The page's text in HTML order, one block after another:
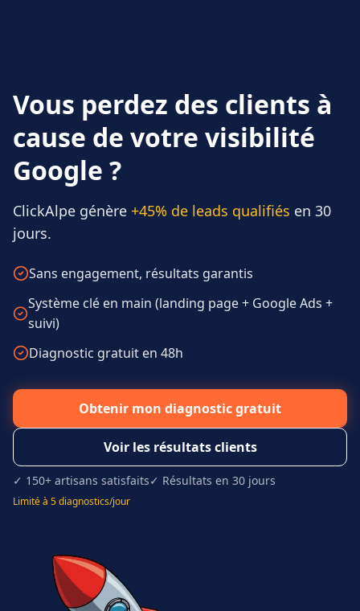
Vous perdez des clients à
cause de votre visibilité
Google ?
ClickAlpe génère +45% de leads qualifiés en 30
jours.
Sans engagement, résultats garantis
Système clé en main (landing page + Google Ads +
suivi)
Diagnostic gratuit en 48h
Obtenir mon diagnostic gratuit
Voir les résultats clients
✓ 150+ artisans satisfaits✓ Résultats en 30 jours
Limité à 5 diagnostics/jour